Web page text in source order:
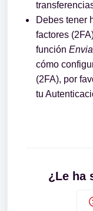
Debes tener
factores
función
cómo
(2FA), por
tu
¿Le ha